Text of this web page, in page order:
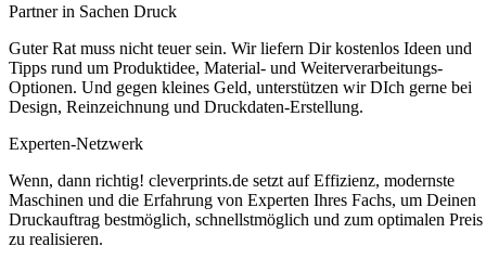
Partner in Sachen Druck
Guter Rat muss nicht teuer sein. Wir liefern Dir kostenlos Ideen und
Tipps rund um Produktidee, Material- und Weiterverarbeitungs-
Optionen. Und gegen kleines Geld, unterstützen wir DIch gerne bei
Design, Reinzeichnung und Druckdaten-Erstellung.
Experten-Netzwerk
Wenn, dann richtig! cleverprints.de setzt auf Effizienz, modernste
Maschinen und die Erfahrung von Experten Ihres Fachs, um Deinen
Druckauftrag bestmöglich, schnellstmöglich und zum optimalen Preis
zu realisieren.